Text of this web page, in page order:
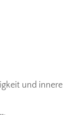
und innere